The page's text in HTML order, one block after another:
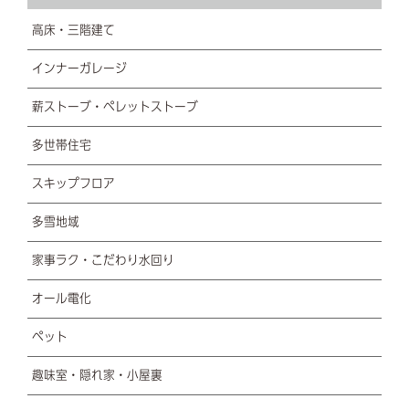
高床・三階建て
インナーガレージ
薪ストーブ・ペレットストーブ
多世帯住宅
スキップフロア
多雪地域
家事ラク・こだわり水回り
オール電化
ペット
趣味室・隠れ家・小屋裏